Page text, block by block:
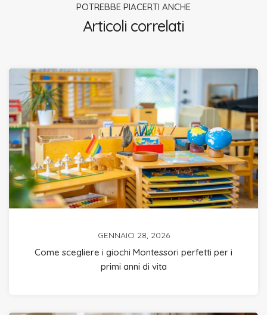
POTREBBE PIACERTI ANCHE
Articoli correlati
GENNAIO 28, 2026
Come scegliere i giochi Montessori perfetti per i
primi anni di vita